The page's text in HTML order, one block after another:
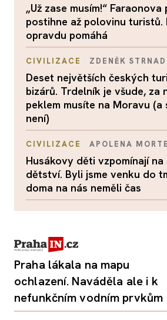
„Už zase musím!“ Faraonova
postihne až polovinu turistů.
opravdu pomáhá
CIVILIZACE ZDENĚK STRNAD
Deset největších českých
bizárů. Trdelník je všude, za
peklem musíte na Moravu
není)
CIVILIZACE APOLENA
Husákovy děti vzpomínají
dětství. Byli jsme venku do
doma na nás neměli čas
Praha lákala na mapu
ochlazení. Naváděla ale i k
nefunkčním vodním prvkům